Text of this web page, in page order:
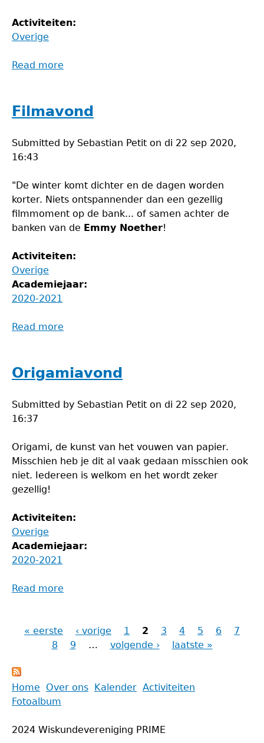
Activiteiten:
Overige
Read more
2020-
2021
Filmavond
Submitted by Sebastian Petit on di 22 sep 2020,
16:43
"De winter komt dichter en de dagen worden
korter. Niets ontspannender dan een gezellig
filmmoment op de bank... of samen achter de
banken van de Emmy Noether!
Activiteiten:
Overige
Academiejaar:
2020-2021
Read more
Origamiavond
Submitted by Sebastian Petit on di 22 sep 2020,
16:37
Origami, de kunst van het vouwen van papier.
Misschien heb je dit al vaak gedaan misschien ook
niet. Iedereen is welkom en het wordt zeker
gezellig!
Activiteiten:
Overige
Academiejaar:
2020-2021
Read more
Pagina's
« eerste ‹ vorige 1 2 3 4 5 6
7
8
9 … volgende › laatste »
Back
to
Main
menu
Home Over ons Kalender Activiteiten
Fotoalbum
2024 Wiskundevereniging PRIME